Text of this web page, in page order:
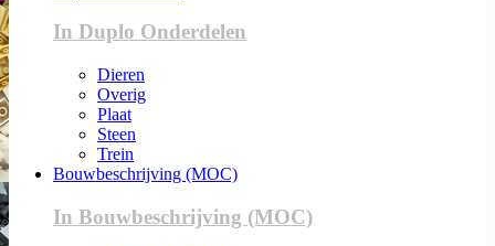
In Duplo Onderdelen
Dieren
Overig
Plaat
Steen
Trein
Bouwbeschrijving (MOC)
In Bouwbeschrijving (MOC)